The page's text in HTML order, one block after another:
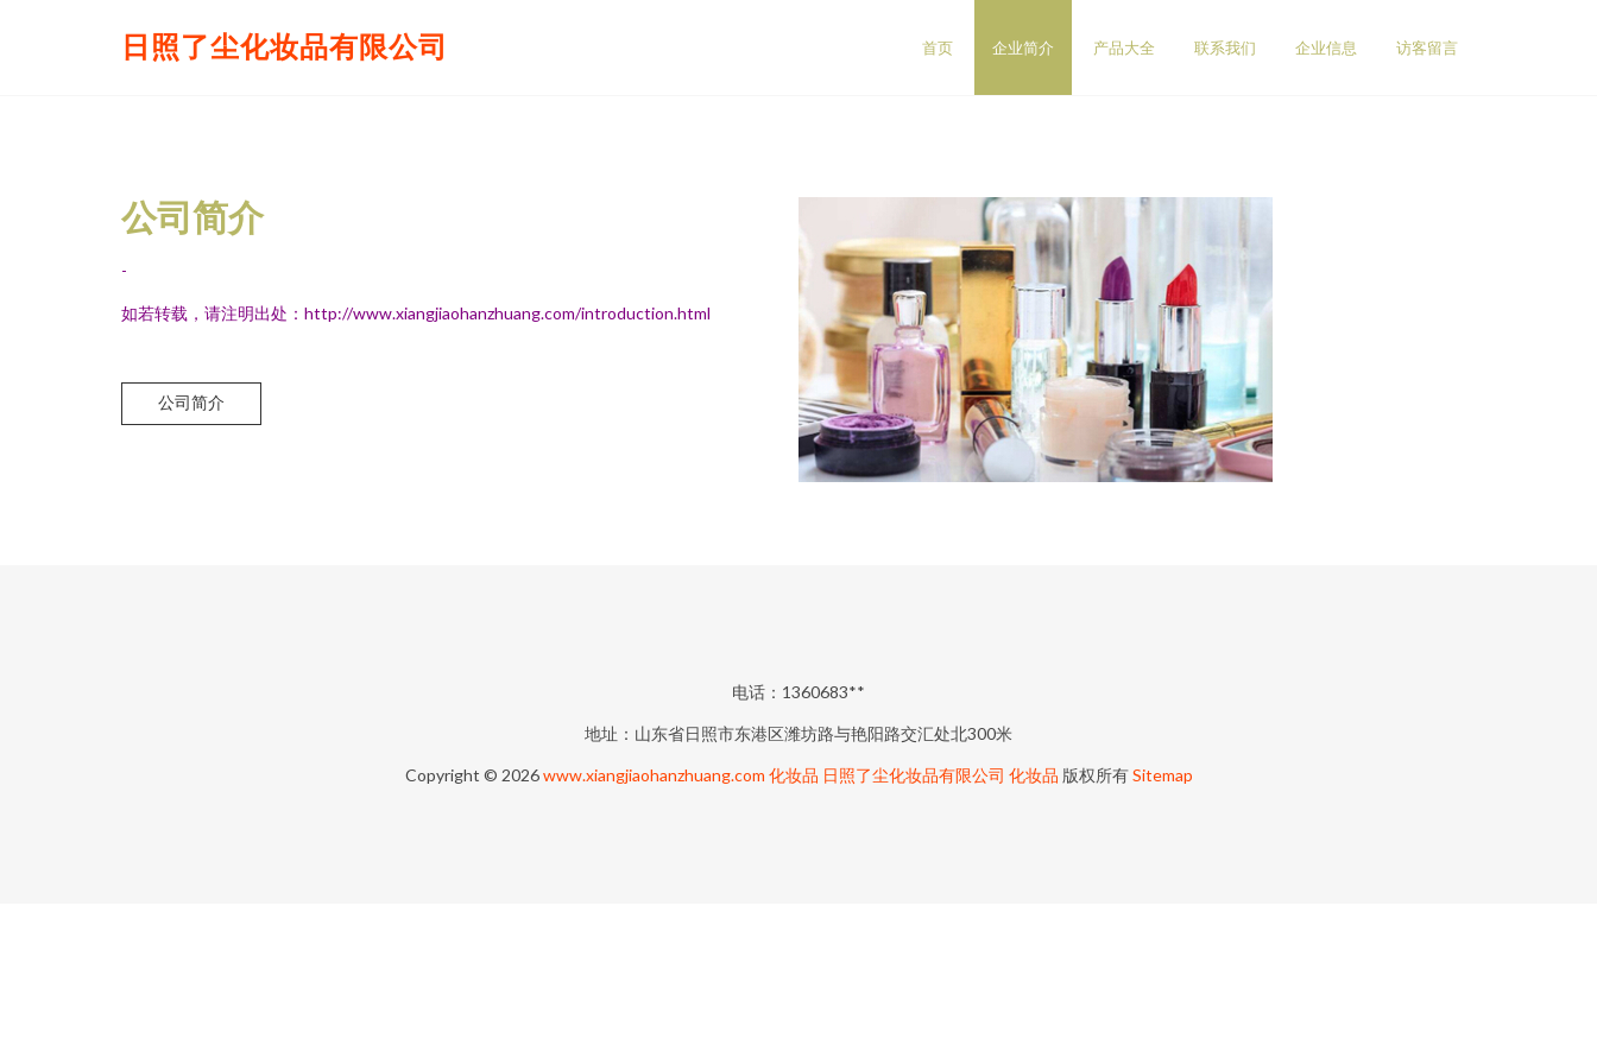
日照了尘化妆品有限公司 首页 企业简介 产品大全 联系我们 企业信息 访客留言
公司简介
-
如若转载，请注明出处：http://www.xiangjiaohanzhuang.com/introduction.html
公司简介
电话：1360683**
地址：山东省日照市东港区潍坊路与艳阳路交汇处北300米
Copyright © 2026www.xiangjiaohanzhuang.com 化妆品 日照了尘化妆品有限公司 化妆品 版权所有Sitemap